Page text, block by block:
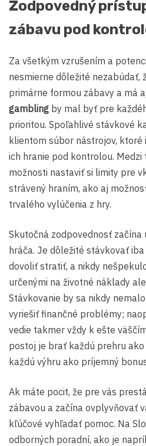
Zodpovedný
zábavu pod
Za všetkým vzrušením a
nesmierne dôležité nezabúdať,
primárne formou zábavy a má
gambling by mal byť pre
prioritou. Spoľahlivé stávkové
klientom súbor nástrojov, ktoré
ich hranie pod kontrolou.
možnosti nastaviť si limity pre
strávený hraním, ako aj
trvalého vylúčenia z hry.
Skutočná zodpovednosť začína
hráča. Je dôležité stávkovať
dovoliť stratiť, a nikdy
určenými na životné náklady
Stávkovanie by sa nikdy
vyriešiť finančné problémy;
vedie takmer vždy k ešte
postoj je brať každú prehru
každú výhru ako príjemný
Ak máte pocit, že pre vás
zábavou a začína ovplyvňovať
kľúčové vyhľadať pomoc. Na
odborných poradní, ako je